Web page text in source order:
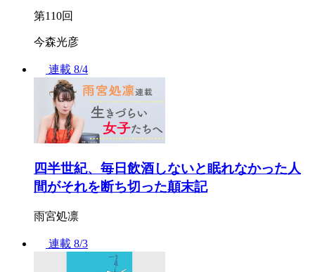
第110回
今森光彦
連載 8/4
四半世紀、毎日飲酒しないと眠れなかった人
間がそれを断ち切った顛末記
雨宮処凛
連載 8/3